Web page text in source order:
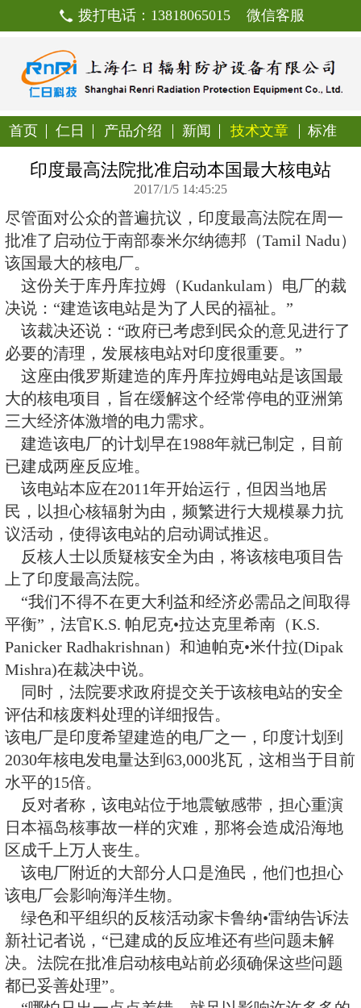
拨打电话：13818065015
产品介绍 新闻
印度最高法院批准启动本国
尽管面对公众的普遍抗议，印度最
批准了启动位于南部泰米尔纳德邦
该国最大的核电厂。
这份关于库丹库拉姆（
决说：“建造该电站是为了人民的
该裁决还说：“政府已考虑到民
必要的清理，发展核电站对印度很
这座由俄罗斯建造的库丹库拉姆
大的核电项目，旨在缓解这个经常
三大经济体激增的电力需求。
建造该电厂的计划早在1988年就
已建成两座反应堆。
该电站本应在2011年开始运行，
民，以担心核辐射为由，频繁进行
议活动，使得该电站的启动调试推
反核人士以质疑核安全为由，将
上了印度最高法院。
“我们不得不在更大利益和经济
平衡”，法官K.S. 帕尼克•拉达克里
Panicker Radhakrishnan）和迪帕
Mishra)在裁决中说。
同时，法院要求政府提交关于该